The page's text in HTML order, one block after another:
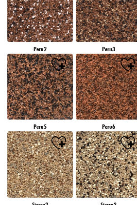
Peru2 Peru3
Peru5 Peru6